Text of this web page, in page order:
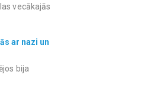
vecākajās
ar nazi un
bija